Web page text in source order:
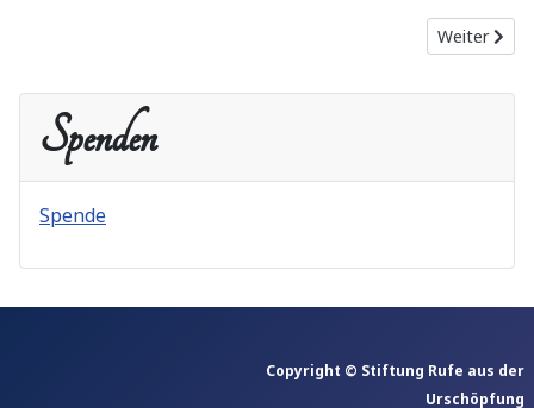
Nächster
Weiter
Spenden
Spende
Copyright © Stiftung Rufe aus der
Urschöpfung